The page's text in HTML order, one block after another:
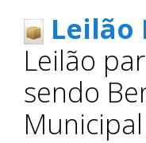
Leilão
Leilão
sendo